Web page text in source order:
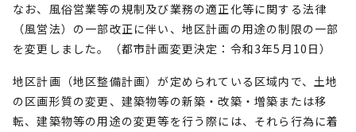
なお、風俗営業等の規制及び業務の適正化等に関する法律
（風営法）の一部改正に伴い、地区計画の用途の制限の一部
を変更しました。（都市計画変更決定：令和3年5月10日）
地区計画（地区整備計画）が定められている区域内で、土地
の区画形質の変更、建築物等の新築・改築・増築または移
転、建築物等の用途の変更等を行う際には、それら行為に着